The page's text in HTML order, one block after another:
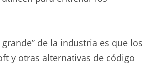
de la industria es que los
y otras alternativas de código